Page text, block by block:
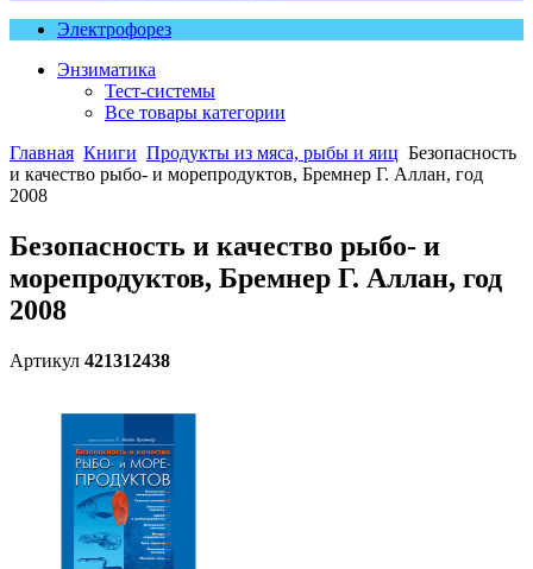
Электрофорез
Энзиматика
Тест-системы
Все товары категории
Главная Книги Продукты из мяса, рыбы и яиц Безопасность
и качество рыбо- и морепродуктов, Бремнер Г. Аллан, год
2008
Безопасность и качество рыбо- и
морепродуктов, Бремнер Г. Аллан, год
2008
Артикул 421312438